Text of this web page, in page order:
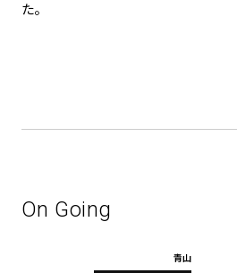
た。
On Going
青山